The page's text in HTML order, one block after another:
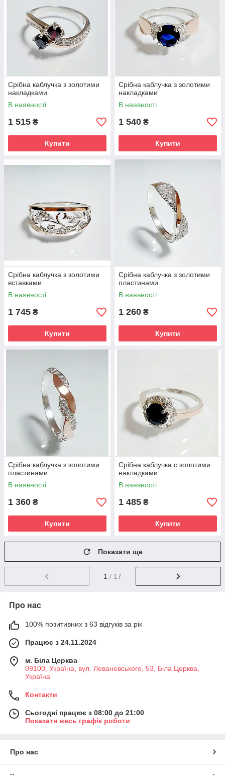
Срібна каблучка з золотими
накладками
В наявності
1 515 ₴
Купити
Срібна каблучка з золотими
накладками
В наявності
1 540 ₴
Купити
Срібна каблучка з золотими
вставками
В наявності
1 745 ₴
Купити
Срібна каблучка з золотими
пластинами
В наявності
1 260 ₴
Купити
Срібна каблучка з золотими
пластинами
В наявності
1 360 ₴
Купити
Срібна каблучка с золотими
накладками
В наявності
1 485 ₴
Купити
Показати ще
1 / 17
Про нас
100% позитивних з 63 відгуків за рік
Працює з 24.11.2024
м. Біла Церква
09100, Україна, вул. Леваневського, 53, Біла Церква,
Україна
Контакти
Сьогодні працює з 08:00 до 21:00
Показати весь графік роботи
Про нас